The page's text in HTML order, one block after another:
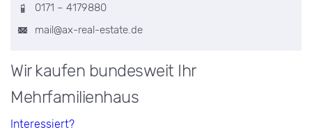
0171 – 4179880
mail@ax-real-estate.de
Wir kaufen bundesweit Ihr
Mehrfamilienhaus
Interessiert?